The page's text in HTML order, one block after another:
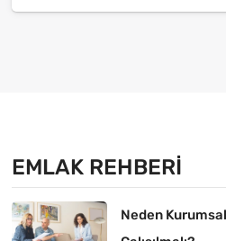
EMLAK REHBERI
Neden